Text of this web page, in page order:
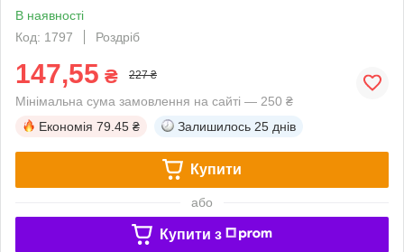
В наявності
Код: 1797
Роздріб
147,55 ₴ 227 ₴
Мінімальна сума замовлення на сайті — 250 ₴
Економія 79.45 ₴ Залишилось 25 днів
Купити
або
Купити з